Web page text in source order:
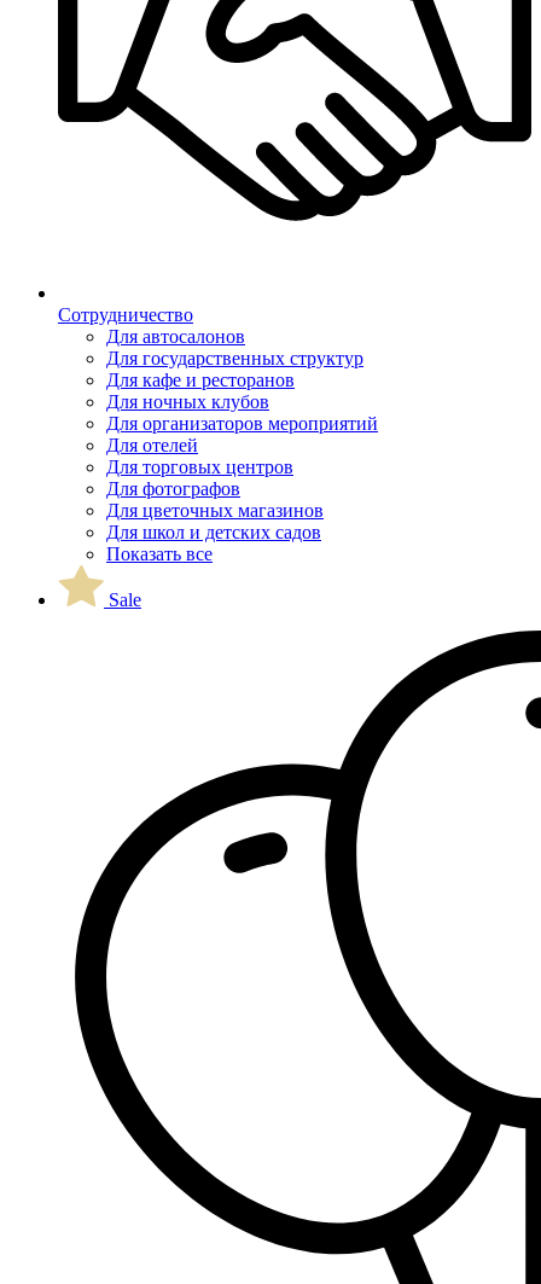
Сотрудничество
Для автосалонов
Для государственных структур
Для кафе и ресторанов
Для ночных клубов
Для организаторов мероприятий
Для отелей
Для торговых центров
Для фотографов
Для цветочных магазинов
Для школ и детских садов
Показать все
Sale